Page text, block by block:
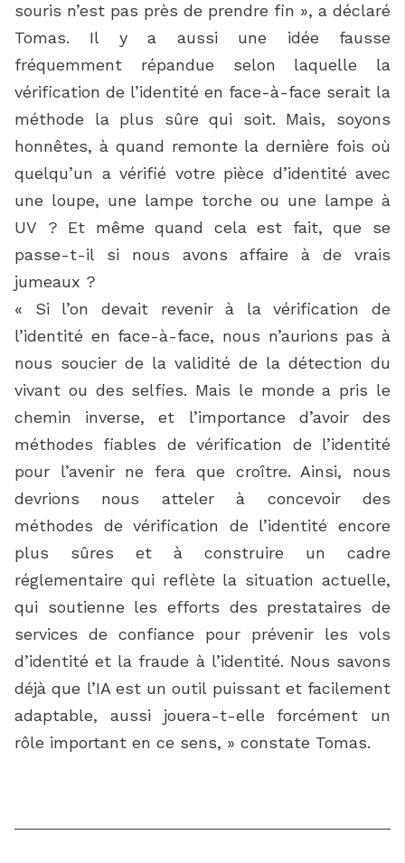
souris n’est pas près de prendre fin », a déclaré
Tomas. Il y a aussi une idée fausse
fréquemment répandue selon laquelle la
vérification de l’identité en face-à-face serait la
méthode la plus sûre qui soit. Mais, soyons
honnêtes, à quand remonte la dernière fois où
quelqu’un a vérifié votre pièce d’identité avec
une loupe, une lampe torche ou une lampe à
UV ? Et même quand cela est fait, que se
passe-t-il si nous avons affaire à de vrais
jumeaux ?
« Si l’on devait revenir à la vérification de
l’identité en face-à-face, nous n’aurions pas à
nous soucier de la validité de la détection du
vivant ou des selfies. Mais le monde a pris le
chemin inverse, et l’importance d’avoir des
méthodes fiables de vérification de l’identité
pour l’avenir ne fera que croître. Ainsi, nous
devrions nous atteler à concevoir des
méthodes de vérification de l’identité encore
plus sûres et à construire un cadre
réglementaire qui reflète la situation actuelle,
qui soutienne les efforts des prestataires de
services de confiance pour prévenir les vols
d’identité et la fraude à l’identité. Nous savons
déjà que l’IA est un outil puissant et facilement
adaptable, aussi jouera-t-elle forcément un
rôle important en ce sens, » constate Tomas.